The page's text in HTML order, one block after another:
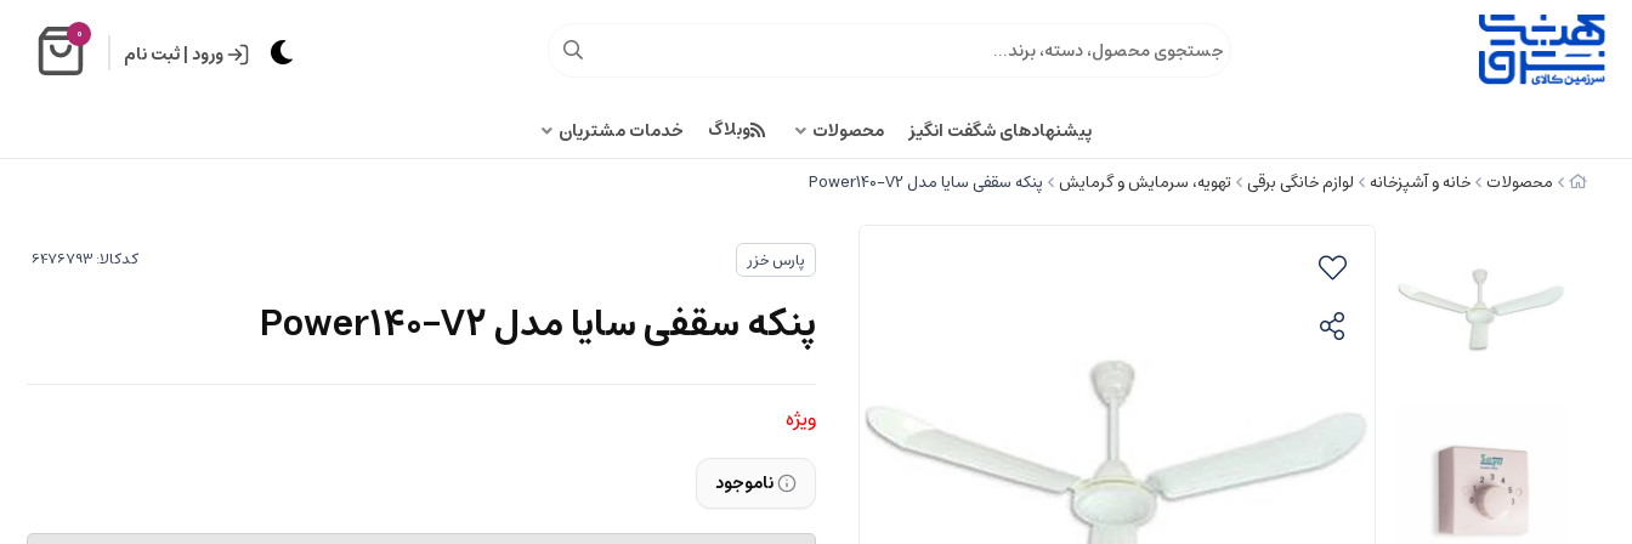
ورود|ثبت نام
0
پیشنهادهای شگفت انگیز محصولات وبلاگ خدمات مشتریان
محصولات خانه و آشپزخانه لوازم خانگی برقی تهویه، سرمایش و گرمایش پنکه سقفی سایا مدل Power140-V2
پارس خزر کدکالا:
پنکه سقفی سایا مدل Power140-V2
ویژه
ناموجود